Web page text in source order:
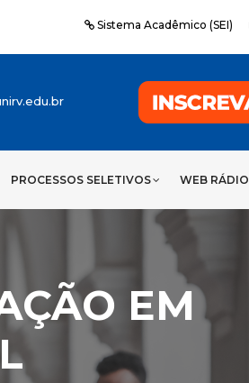
Sistema Acadêmico (SEI)
PROCESSOS SELETIVOS WEB RÁDIO
EM